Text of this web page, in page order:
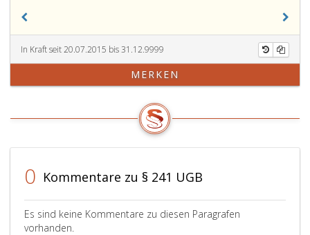
wechselseitigen
Beteiligung
(Paragraph
189
Ziffer
2,)
unter
Angabe
beteiligten
In Kraft seit 20.07.2015 bis 31.12.9999
MERKEN
0 Kommentare zu § 241 UGB
Es sind keine Kommentare zu diesen Paragrafen
vorhanden.